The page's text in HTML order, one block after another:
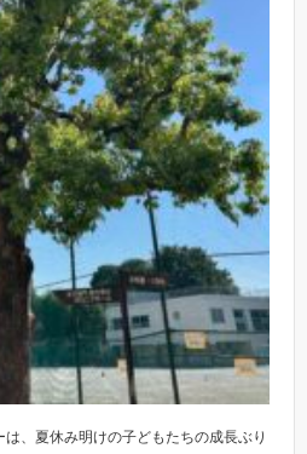
、夏休み明けの子どもたちの成長ぶり